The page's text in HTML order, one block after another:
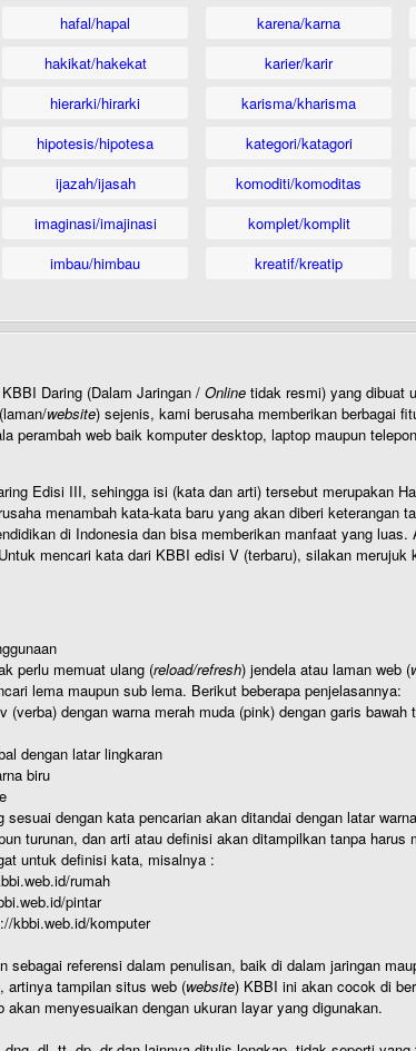
hafal/hapal
hakikat/hakekat
hierarki/hirarki
hipotesis/hipotesa
ijazah/ijasah
imaginasi/imajinasi
imbau/himbau
karena/karna
karier/karir
karisma/kharisma
kategori/katagori
komoditi/komoditas
komplet/komplit
kreatif/kreatip
Daring (Dalam Jaringan / Online tidak resmi) yang dibuat
website) sejenis, kami berusaha memberikan berbagai
perambah web baik komputer desktop, laptop maupun
Edisi III, sehingga isi (kata dan arti) tersebut merupakan
menambah kata-kata baru yang akan diberi keterangan
di Indonesia dan bisa memberikan manfaat yang
mencari kata dari KBBI edisi V (terbaru), silakan merujuk
perlu memuat ulang (reload/refresh) jendela atau laman web (
lema maupun sub lema. Berikut beberapa penjelasannya:
dengan warna merah muda (pink) dengan garis
dengan latar lingkaran
biru
dengan kata pencarian akan ditandai dengan latar
turunan, dan arti atau definisi akan ditampilkan tanpa harus
untuk definisi kata, misalnya :
rumah
pintar
kbbi.web.id/komputer
sebagai referensi dalam penulisan, baik di dalam jaringan
, artinya tampilan situs web (website) KBBI ini akan cocok di
menyesuaikan dengan ukuran layar yang digunakan.